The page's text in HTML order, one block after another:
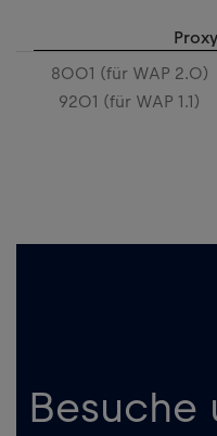
8001 (für WAP 2.0)
9201 (für WAP 1.1)
Besuche